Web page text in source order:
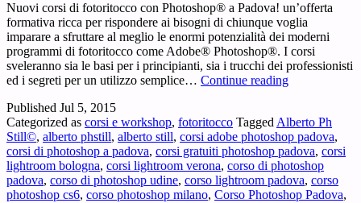
Nuovi corsi di fotoritocco con Photoshop® a Padova! un’offerta
formativa ricca per rispondere ai bisogni di chiunque voglia
imparare a sfruttare al meglio le enormi potenzialità dei moderni
programmi di fotoritocco come Adobe® Photoshop®. I corsi
sveleranno sia le basi per i principianti, sia i trucchi dei professionisti
ed i segreti per un utilizzo semplice… Continue readingRiprendono
di
Adobe
Photoshop
Published Jul 5, 2015
Categorized as corsi e workshop, fotoritocco Tagged Alberto Ph
Still©, alberto phstill, alberto still, corsi adobe photoshop padova,
corsi di photoshop a padova, corsi gratuiti photoshop padova, corsi
lightroom bologna, corsi lightroom verona, corso di photoshop
padova, corso di photoshop udine, corso lightroom padova, corso
photoshop cs6, corso photoshop milano, Corso Photoshop Padova,